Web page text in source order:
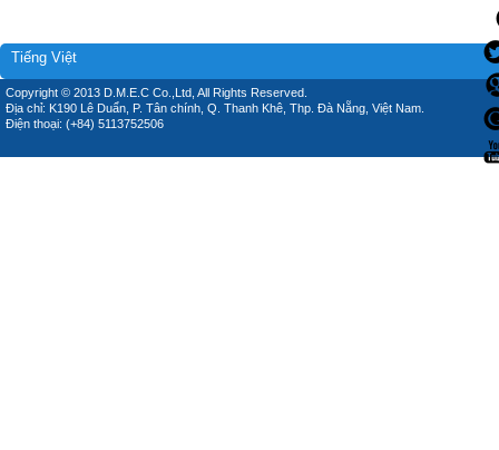
Tiếng Việt
Copyright © 2013 D.M.E.C Co.,Ltd, All Rights Reserved.
Địa chỉ: K190 Lê Duẩn, P. Tân chính, Q. Thanh Khê, Thp. Đà Nẵng, Việt Nam.
Điện thoại: (+84) 5113752506